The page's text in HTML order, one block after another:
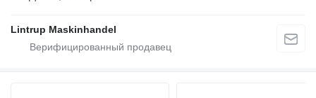
Lintrup Maskinhandel